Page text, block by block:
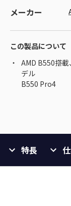
メーカー
この製品について
AMD B550搭
デル
B550 Pro4
特長